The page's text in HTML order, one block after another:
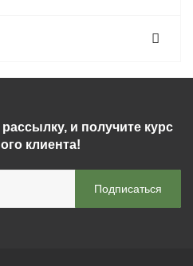
и получите курс
клиента!